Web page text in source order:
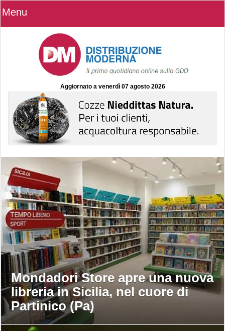
Menu
Aggiornato a venerdì 07 agosto 2026
Mondadori Store apre una nuova
libreria in Sicilia, nel cuore di
Partinico (Pa)